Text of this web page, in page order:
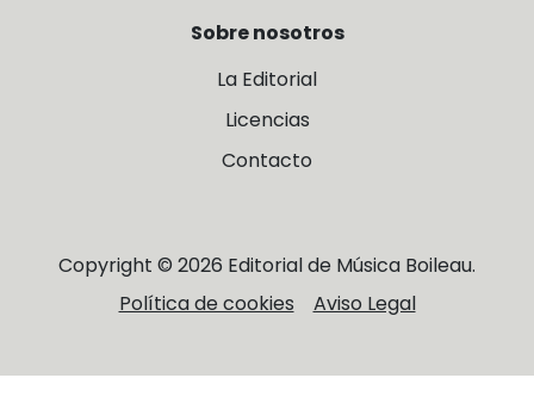
Sobre nosotros
La Editorial
Licencias
Contacto
Copyright © 2026 Editorial de Música Boileau.
Política de cookies
Aviso Legal